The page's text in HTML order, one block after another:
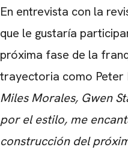
En entrevista con la
que le gustaría
próxima fase de la
trayectoria como Peter
Miles Morales, Gwen
por el estilo, me
construcción del